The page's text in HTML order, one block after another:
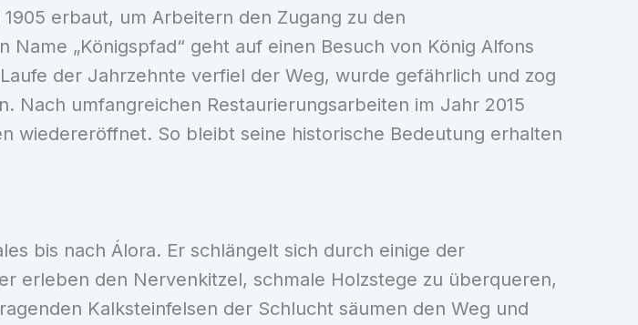
erbaut, um Arbeitern den Zugang zu den
„Königspfad“ geht auf einen Besuch von König Alfons
der Jahrzehnte verfiel der Weg, wurde gefährlich und zog
umfangreichen Restaurierungsarbeiten im Jahr 2015
wiedereröffnet. So bleibt seine historische Bedeutung erhalten
bis nach Álora. Er schlängelt sich durch einige der
erleben den Nervenkitzel, schmale Holzstege zu überqueren,
Kalksteinfelsen der Schlucht säumen den Weg und